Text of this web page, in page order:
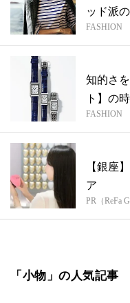
ッド派
FASHION
知的さ
ト】の
FASHION
【銀座
ア
PR（ReFa
「小物」の人気記事